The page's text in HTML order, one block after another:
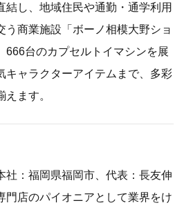
結し、地域住民や通勤・通学利用
う商業施設「ボーノ相模大野ショ
666台のカプセルトイマシンを展
キャラクターアイテムまで、多彩
ます。
社：福岡県福岡市、代表：長友伸
門店のパイオニアとして業界をけ